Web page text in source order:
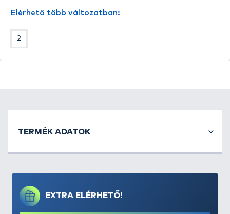
mély behatolást biztosít, növelve a horog
Elérhető több változatban:
2
EXTRA ELÉRHETŐ!
TERMÉK ADATOK